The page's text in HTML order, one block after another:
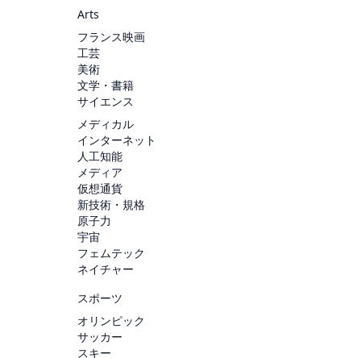
Arts
フランス映画
工芸
美術
文学・書籍
サイエンス
メディカル
インターネット
人工知能
メディア
仮想通貨
新技術・規格
原子力
宇宙
フェムテック
ネイチャー
スポーツ
オリンピック
サッカー
スキー